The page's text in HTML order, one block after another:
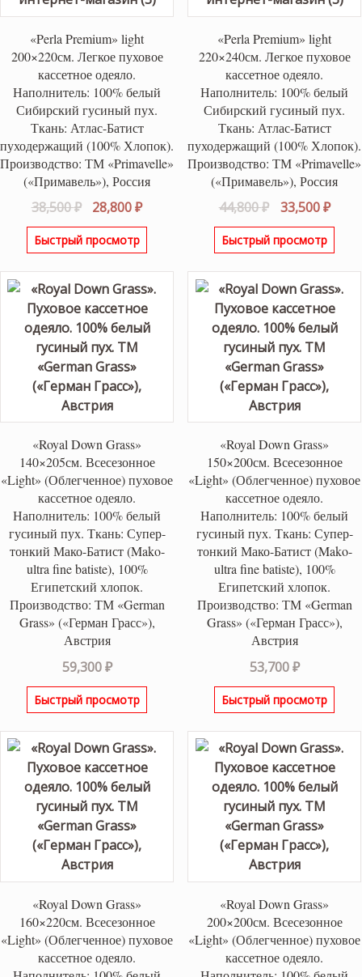
«Perla Premium» light
200×220см. Легкое пуховое
кассетное одеяло.
Наполнитель: 100% белый
Сибирский гусиный пух.
Ткань: Атлас-Батист
пуходержащий (100% Хлопок).
Производство: ТМ «Primavelle»
(«Примавель»), Россия
38,500₽
Первоначальная
цена
составляла
28,800₽Текущая
цена:
Быстрый просмотр
«Perla Premium» light
220×240см. Легкое пуховое
кассетное одеяло.
Наполнитель: 100% белый
Сибирский гусиный пух.
Ткань: Атлас-Батист
пуходержащий (100% Хлопок).
Производство: ТМ «Primavelle»
(«Примавель»), Россия
44,800₽
цена
составляла
33,500₽
Быстрый просмотр
«Royal Down Grass»
140×205см. Всесезонное
«Light» (Облегченное) пуховое
кассетное одеяло.
Наполнитель: 100% белый
гусиный пух. Ткань: Супер-
тонкий Мако-Батист (Mako-
ultra fine batiste), 100%
Египетский хлопок.
Производство: ТМ «German
Grass» («Герман Грасс»),
Австрия
59,300₽
Быстрый просмотр
«Royal Down Grass»
150×200см. Всесезонное
«Light» (Облегченное) пуховое
кассетное одеяло.
Наполнитель: 100% белый
гусиный пух. Ткань: Супер-
тонкий Мако-Батист (Mako-
ultra fine batiste), 100%
Египетский хлопок.
Производство: ТМ «German
Grass» («Герман Грасс»),
Австрия
53,700₽
Быстрый просмотр
«Royal Down Grass»
160×220см. Всесезонное
«Light» (Облегченное) пуховое
кассетное одеяло.
«Royal Down Grass»
200×200см. Всесезонное
«Light» (Облегченное) пуховое
кассетное одеяло.